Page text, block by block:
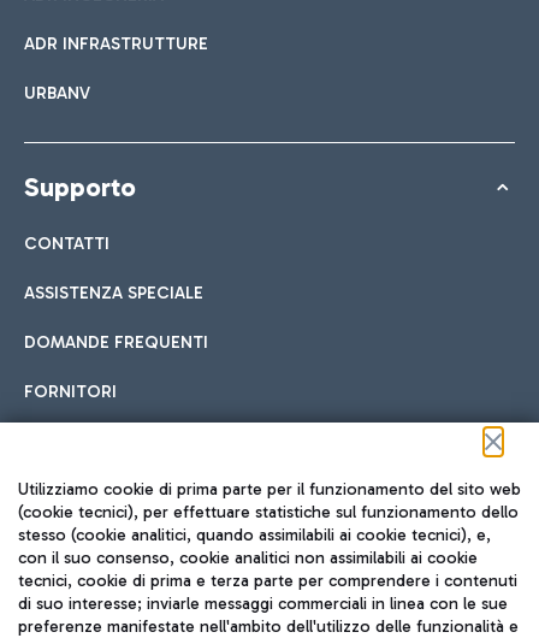
ADR INFRASTRUTTURE
URBANV
Supporto
CONTATTI
ASSISTENZA SPECIALE
DOMANDE FREQUENTI
FORNITORI
Seguici sui social
TRAVEL JOURNAL
Utilizziamo cookie di prima parte per il funzionamento del sito web
(cookie tecnici), per effettuare statistiche sul funzionamento dello
stesso (cookie analitici, quando assimilabili ai cookie tecnici), e,
con il suo consenso, cookie analitici non assimilabili ai cookie
tecnici, cookie di prima e terza parte per comprendere i contenuti
di suo interesse; inviarle messaggi commerciali in linea con le sue
preferenze manifestate nell'ambito dell'utilizzo delle funzionalità e